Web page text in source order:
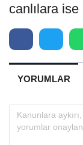
canlılara
YORUMLAR